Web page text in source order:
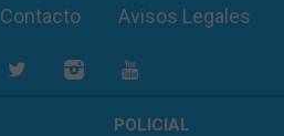
Contacto Avisos Legales
POLICIAL